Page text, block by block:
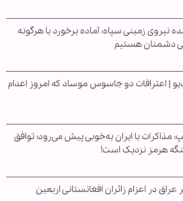
نیروی زمینی سپاه: آماده برخورد با هرگونه
دشمنان هستیم
| اعترافات دو جاسوس موساد که امروز اعدام
مذاکرات با ایران به‌خوبی پیش می‌رود؛ توافق
هرمز نزدیک است!
عراق در اعزام زائران افغانستانی اربعین